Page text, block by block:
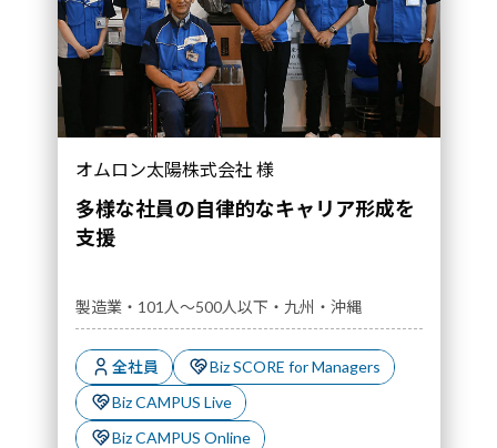
オムロン太陽株式会社 様
多様な社員の自律的なキャリア形成を
支援
製造業・101人～500人以下・九州・沖縄
全社員
Biz SCORE for Managers
Biz CAMPUS Live
Biz CAMPUS Online